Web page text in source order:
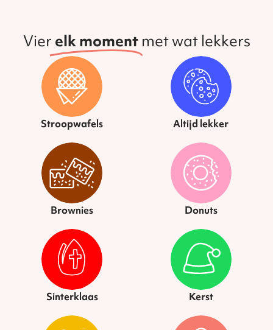
Vier elk moment met wat lekkers
Stroopwafels Altijd lekker
Brownies Donuts
Sinterklaas Kerst